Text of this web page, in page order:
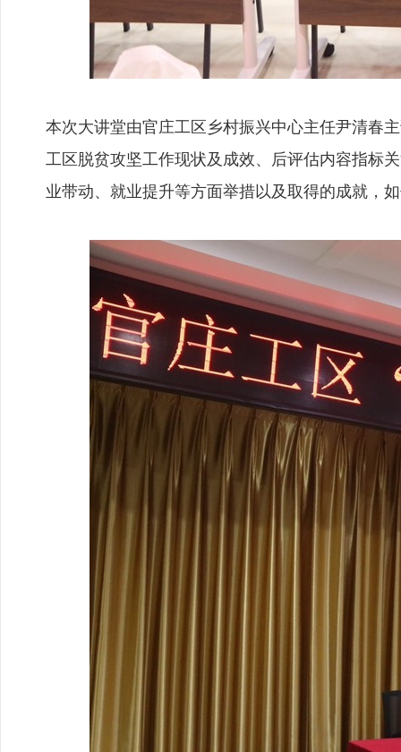
本次大讲堂由官庄工区乡村振兴中心主任尹清春
工区脱贫攻坚工作现状及成效、后评估内容指标
业带动、就业提升等方面举措以及取得的成就，